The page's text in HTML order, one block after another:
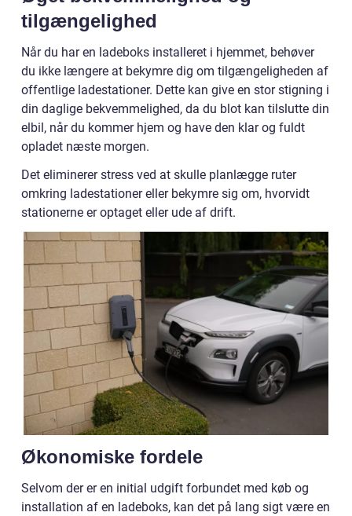
tilgængelighed
Når du har en ladeboks installeret i hjemmet, behøver
du ikke længere at bekymre dig om tilgængeligheden af
offentlige ladestationer. Dette kan give en stor stigning i
din daglige bekvemmelighed, da du blot kan tilslutte din
elbil, når du kommer hjem og have den klar og fuldt
opladet næste morgen.
Det eliminerer stress ved at skulle planlægge ruter
omkring ladestationer eller bekymre sig om, hvorvidt
stationerne er optaget eller ude af drift.
Økonomiske fordele
Selvom der er en initial udgift forbundet med køb og
installation af en ladeboks, kan det på lang sigt være en